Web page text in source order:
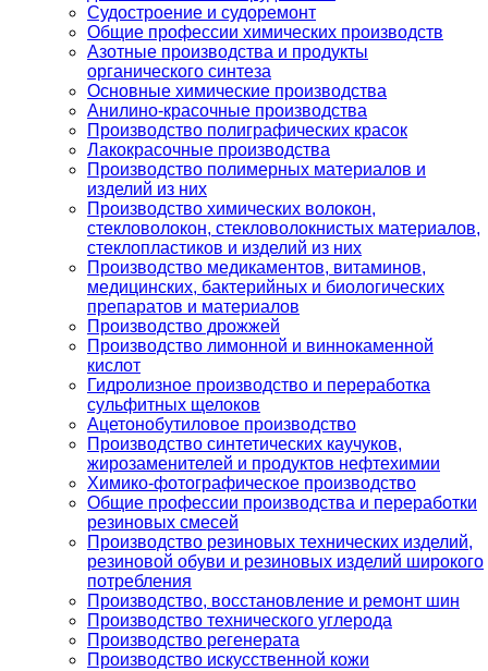
Судостроение и судоремонт
Общие профессии химических производств
Азотные производства и продукты
органического синтеза
Основные химические производства
Анилино-красочные производства
Производство полиграфических красок
Лакокрасочные производства
Производство полимерных материалов и
изделий из них
Производство химических волокон,
стекловолокон, стекловолокнистых материалов,
стеклопластиков и изделий из них
Производство медикаментов, витаминов,
медицинских, бактерийных и биологических
препаратов и материалов
Производство дрожжей
Производство лимонной и виннокаменной
кислот
Гидролизное производство и переработка
сульфитных щелоков
Ацетонобутиловое производство
Производство синтетических каучуков,
жирозаменителей и продуктов нефтехимии
Химико-фотографическое производство
Общие профессии производства и переработки
резиновых смесей
Производство резиновых технических изделий,
резиновой обуви и резиновых изделий широкого
потребления
Производство, восстановление и ремонт шин
Производство технического углерода
Производство регенерата
Производство искусственной кожи